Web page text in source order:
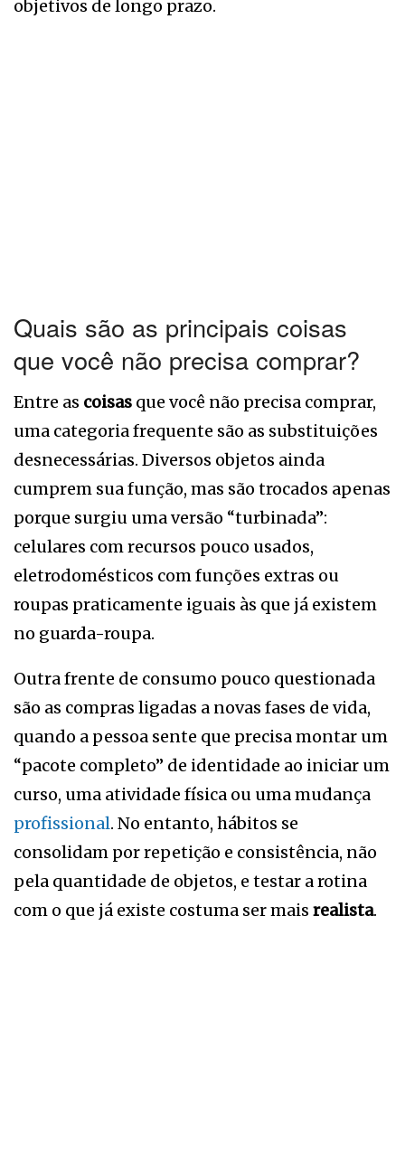
objetivos de longo prazo.
Quais são as principais coisas
que você não precisa comprar?
Entre as coisas que você não precisa comprar,
uma categoria frequente são as substituições
desnecessárias. Diversos objetos ainda
cumprem sua função, mas são trocados apenas
porque surgiu uma versão “turbinada”:
celulares com recursos pouco usados,
eletrodomésticos com funções extras ou
roupas praticamente iguais às que já existem
no guarda-roupa.
Outra frente de consumo pouco questionada
são as compras ligadas a novas fases de vida,
quando a pessoa sente que precisa montar um
“pacote completo” de identidade ao iniciar um
curso, uma atividade física ou uma mudança
profissional. No entanto, hábitos se
consolidam por repetição e consistência, não
pela quantidade de objetos, e testar a rotina
com o que já existe costuma ser mais realista.